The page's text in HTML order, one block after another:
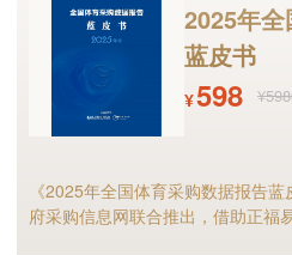
2025年
蓝皮书
¥598
《2025年全国体育采购数据报告
府采购信息网联合推出，借助正福